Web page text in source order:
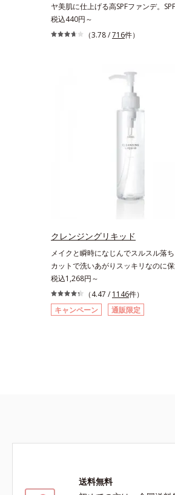
チテスト済（すべての人に皮膚刺激が
いうわけではありません）
ヤ美肌に仕上げる高SPFファンデ。
PA++++で紫外線を強力カットしなが
ら美肌が10時間(*)続くリキッドファン
にくく、軽やかにピタッとフィット。
たてのような美肌をキープします。ま
型の粉体を採用したことで、より多く
拡散することを実現。毛穴やシミの目
い“ほのツヤ美肌”に仕上げます。ウォ
ーフテスト済で、アウトドアにもおす
* 10時間化粧持ちデータ取得済（当社
税込440円～
（3.78 /716件）
クレンジングリキッド
メイクと瞬時になじんでスルスル落
カットで洗いあがりスッキリなのに
30％以上で後肌のうるおい感も抜群。
落ち」と「快適な洗い上がり」を叶え
クレンジング成分を採用。ファンデー
イントメイクなど、それぞれの汚れに
税込1,268円～
（4.47 / 1146件）
キャンペーン
通販限定
送料無料